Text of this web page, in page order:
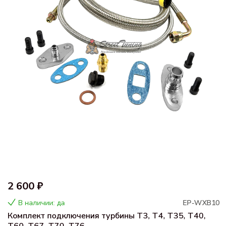
2 600 ₽
В наличии: да EP-WXB10
Комплект подключения турбины T3, T4, T35, T40,